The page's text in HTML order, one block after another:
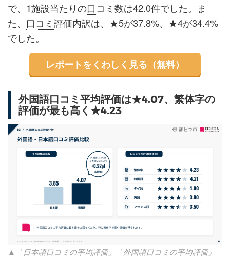
で、1施設当たりの口コミ 数は42.0件でした。ま
た、 口コミ 評価内訳は、★5が37.8%、★4が34.4%
でした。
レポートをくわしく見る（無料）
外国語口コミ平均評価は★4.07、繁体字の
評価が最も高く★4.23
▲「日本語口コミの平均評価」「外国語口コミの平均評価」